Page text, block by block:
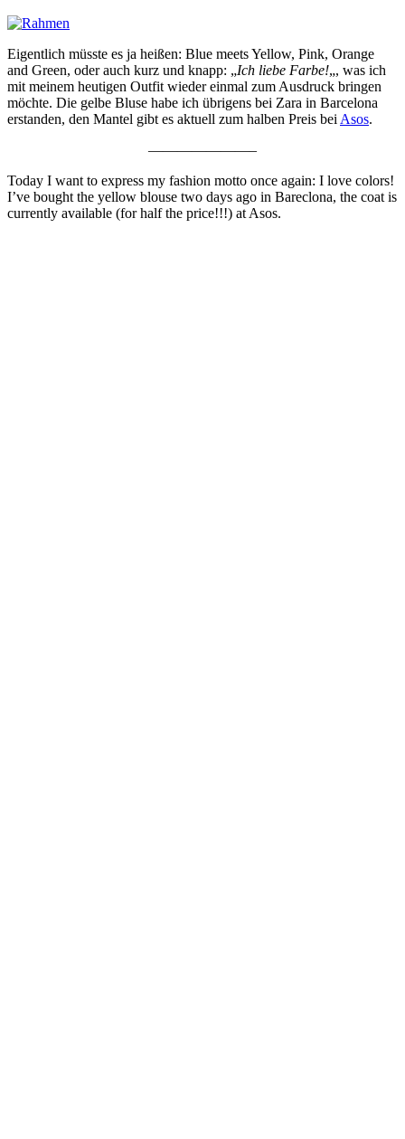
Eigentlich müsste es ja heißen: Blue meets Yellow, Pink, Orange
and Green, oder auch kurz und knapp: „Ich liebe Farbe!„, was ich
mit meinem heutigen Outfit wieder einmal zum Ausdruck bringen
möchte. Die gelbe Bluse habe ich übrigens bei Zara in Barcelona
erstanden, den Mantel gibt es aktuell zum halben Preis bei Asos.
———————–
Today I want to express my fashion motto once again: I love colors!
I’ve bought the yellow blouse two days ago in Bareclona, the coat is
currently available (for half the price!!!) at Asos.